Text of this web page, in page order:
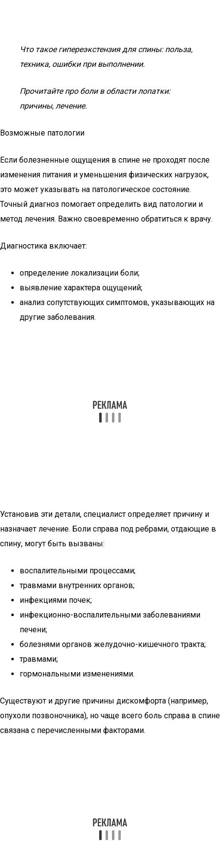
Что такое гипереэкстензия для спины: польза,
техника, ошибки при выполнении.
Прочитайте про боли в области лопатки:
причины, лечение.
Возможные патологии
Если болезненные ощущения в спине не проходят после
изменения питания и уменьшения физических нагрузок,
это может указывать на патологическое состояние.
Точный диагноз помогает определить вид патологии и
метод лечения. Важно своевременно обратиться к врачу.
Диагностика включает:
определение локализации боли;
выявление характера ощущений;
анализ сопутствующих симптомов, указывающих на
другие заболевания.
Установив эти детали, специалист определяет причину и
назначает лечение. Боли справа под ребрами, отдающие в
спину, могут быть вызваны:
воспалительными процессами;
травмами внутренних органов;
инфекциями почек;
инфекционно-воспалительными заболеваниями
печени;
болезнями органов желудочно-кишечного тракта;
травмами;
гормональными изменениями.
Существуют и другие причины дискомфорта (например,
опухоли позвоночника), но чаще всего боль справа в спине
связана с перечисленными факторами.